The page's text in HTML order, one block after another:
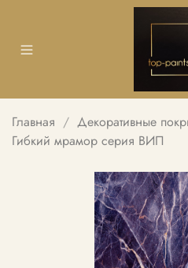
Главная Декоративные
Гибкий мрамор серия ВИП